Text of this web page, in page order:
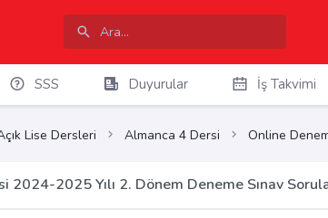
SSS Duyurular İş Takvimi
Lise Dersleri Almanca 4 Dersi Online
2024-2025 Yılı 2. Dönem Deneme Sınav